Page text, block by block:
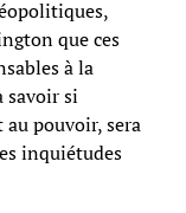
que ces
à la
savoir si
pouvoir, sera
inquiétudes